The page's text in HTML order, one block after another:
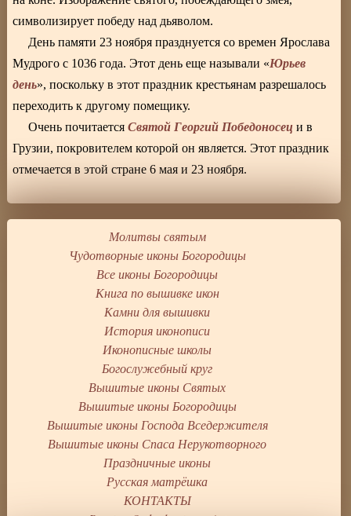
символизирует победу над дьяволом.
День памяти 23 ноября празднуется со времен Ярослава
Мудрого с 1036 года. Этот день еще называли «Юрьев
день», поскольку в этот праздник крестьянам разрешалось
переходить к другому помещику.
Очень почитаетсяСвятой Георгий Победоносец и в
Грузии, покровителем которой он является. Этот праздник
отмечается в этой стране 6 мая и 23 ноября.
Молитвы святым
Чудотворные иконы Богородицы
Все иконы Богородицы
Книга по вышивке икон
Камни для вышивки
История иконописи
Иконописные школы
Богослужебный круг
Вышитые иконы Святых
Вышитые иконы Богородицы
Вышитые иконы Господа Вседержителя
Вышитые иконы Спаса Нерукотворного
Праздничные иконы
Русская матрёшка
КОНТАКТЫ